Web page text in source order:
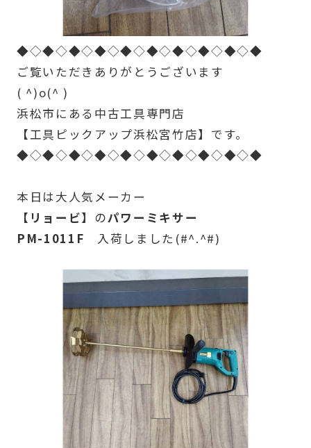
◆◇◆◇◆◇◆◇◆◇◆◇◆◇◆◇◆◇◆
ご覧いただきありがとうございます
( ^)o(^ )
浜松市にある中古工具専門店
【工具ピックアップ浜松宮竹店】です。
◆◇◆◇◆◇◆◇◆◇◆◇◆◇◆◇◆◇◆
本日は大人気メーカー
【リョービ】 のパワーミキサー
PM-1011F 入荷しました(#^.^#)